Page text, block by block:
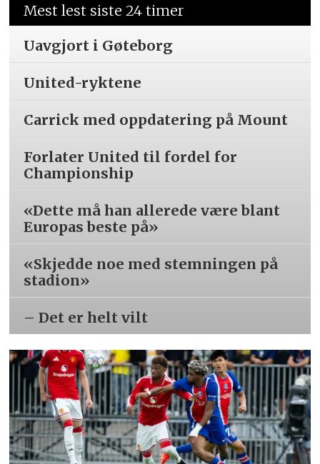
Mest lest siste 24 timer
Uavgjort i Gøteborg
United-ryktene
Carrick med oppdatering på Mount
Forlater United til fordel for
Championship
«Dette må han allerede være blant
Europas beste på»
«Skjedde noe med stemningen på
stadion»
– Det er helt vilt